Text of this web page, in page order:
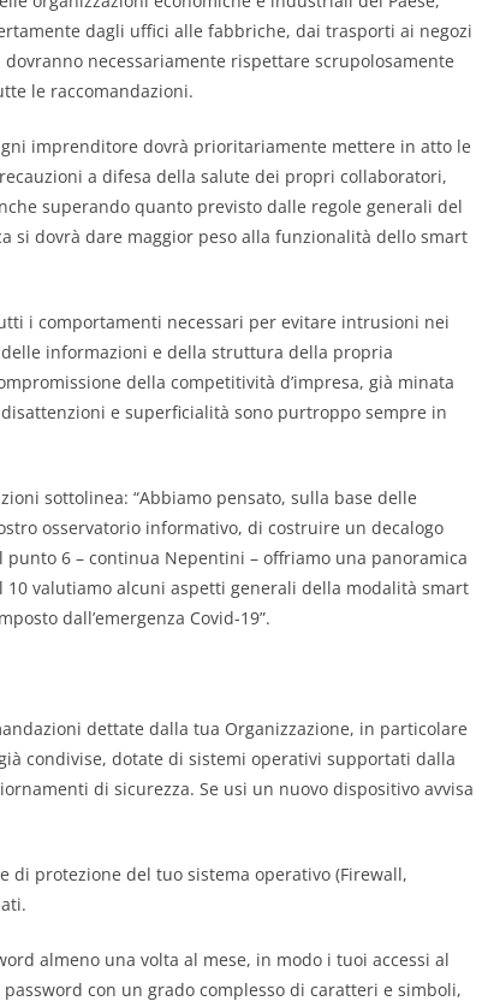
dagli uffici alle fabbriche, dai trasporti ai negozi
dovranno necessariamente rispettare scrupolosamente
le raccomandazioni.
imprenditore dovrà prioritariamente mettere in atto le
a difesa della salute dei propri collaboratori,
superando quanto previsto dalle regole generali del
si dovrà dare maggior peso alla funzionalità dello smart
i comportamenti necessari per evitare intrusioni nei
informazioni e della struttura della propria
della competitività d’impresa, già minata
e superficialità sono purtroppo sempre in
sottolinea: “Abbiamo pensato, sulla base delle
osservatorio informativo, di costruire un decalogo
6 – continua Nepentini – offriamo una panoramica
valutiamo alcuni aspetti generali della modalità smart
dall’emergenza Covid-19”.
dettate dalla tua Organizzazione, in particolare
condivise, dotate di sistemi operativi supportati dalla
di sicurezza. Se usi un nuovo dispositivo avvisa
di protezione del tuo sistema operativo (Firewall,
almeno una volta al mese, in modo i tuoi accessi al
con un grado complesso di caratteri e simboli,